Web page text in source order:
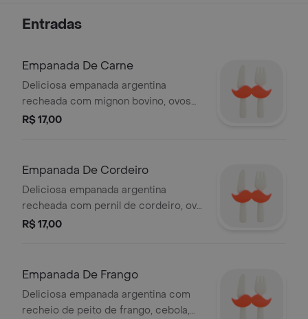
Entradas
Empanada De Carne
Deliciosa empanada argentina
recheada com mignon bovino, ovos
cozidos cebola e azeitonas verdes - 1
R$ 17,00
Empanada De Cordeiro
Deliciosa empanada argentina
recheada com pernil de cordeiro, ovo
cozido, cebola e azeitonas verdes - 1
R$ 17,00
Empanada De Frango
Deliciosa empanada argentina com
recheio de peito de frango, cebola,